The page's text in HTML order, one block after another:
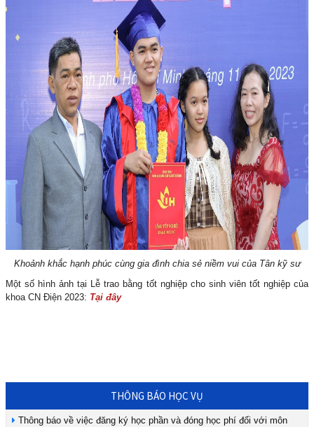
Khoảnh khắc hạnh phúc cùng gia đình chia sẻ niềm vui của Tân kỹ sư
Một số hình ảnh tại Lễ trao bằng tốt nghiệp cho sinh viên tốt nghiệp của
khoa CN Điện 2023: Tại đây
THÔNG BÁO HỌC VỤ
Thông báo về việc đăng ký học phần và đóng học phí đối với môn